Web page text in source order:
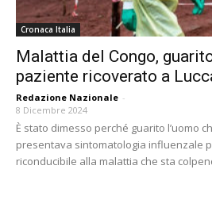
Cronaca Italia
Malattia del Congo,
paziente ricoverato a
Redazione Nazionale -
8 Dicembre 2024
È stato dimesso perché guarito l’uomo
presentava sintomatologia influenzale
riconducibile alla malattia che sta